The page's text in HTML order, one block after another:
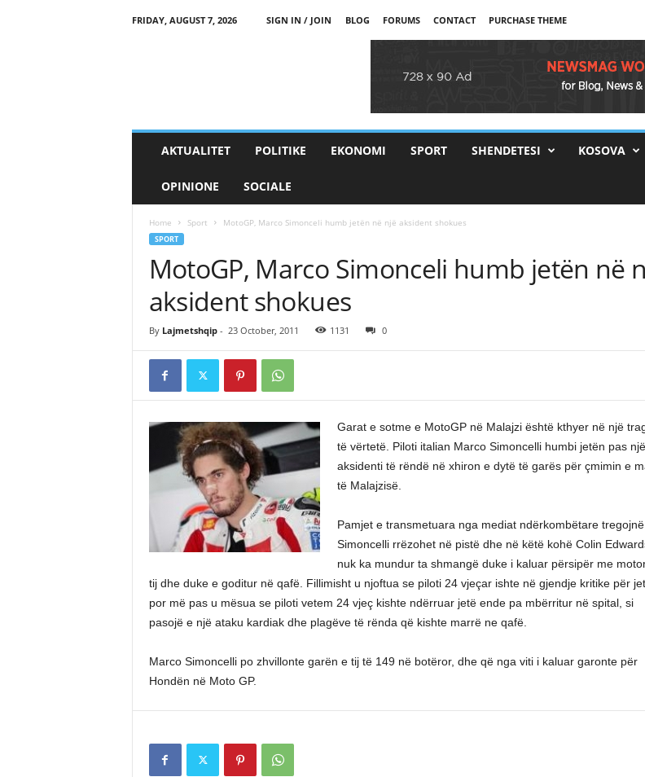
FRIDAY, AUGUST 7, 2026 SIGN IN / JOIN BLOG FORUMS CONTACT PURCHASE THEME
AKTUALITET POLITIKE EKONOMI SPORT SHENDETESI KOSOVA
OPINIONE SOCIALE
Home Sport MotoGP, Marco Simonceli humb jetën në një aksident shokues
SPORT
MotoGP, Marco Simonceli humb jetën në
aksident shokues
By Lajmetshqip- 23 October, 2011 1131 0
Garat e sotme e MotoGP në Malajzi është kthyer në një
të vërtetë. Piloti italian Marco Simoncelli humbi jetën pas një
aksidenti të rëndë në xhiron e dytë të garës për çmimin e
të Malajzisë.
Pamjet e transmetuara nga mediat ndërkombëtare
Simoncelli rrëzohet në pistë dhe në këtë kohë Colin
nuk ka mundur ta shmangë duke i kaluar përsipër me
tij dhe duke e goditur në qafë. Fillimisht u njoftua se piloti 24 vjeçar ishte në gjendje kritike për
por më pas u mësua se piloti vetem 24 vjeç kishte ndërruar jetë ende pa mbërritur në spital, si
pasojë e një ataku kardiak dhe plagëve të rënda që kishte marrë ne qafë.
Marco Simoncelli po zhvillonte garën e tij të 149 në botëror, dhe që nga viti i kaluar garonte për
Hondën në Moto GP.